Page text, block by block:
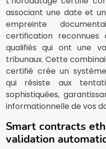
associant une date et
empreinte
certification reconnues
qualifiés qui ont une
tribunaux. Cette
certifié crée un
qui résiste aux
sophistiquées,
informationnelle de vos
Smart contracts
validation